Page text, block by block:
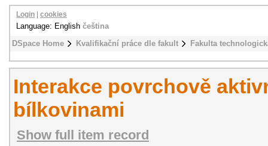
DSpace Home Kvalifikační práce dle fakult Fakulta
Login cookies
Language: English čeština
Interakce povrchově
bílkovinami
Show full item record